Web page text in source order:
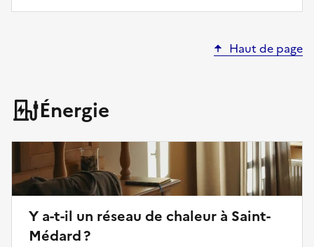
Haut de page
Énergie
Y a-t-il un réseau de chaleur à Saint-
Médard ?